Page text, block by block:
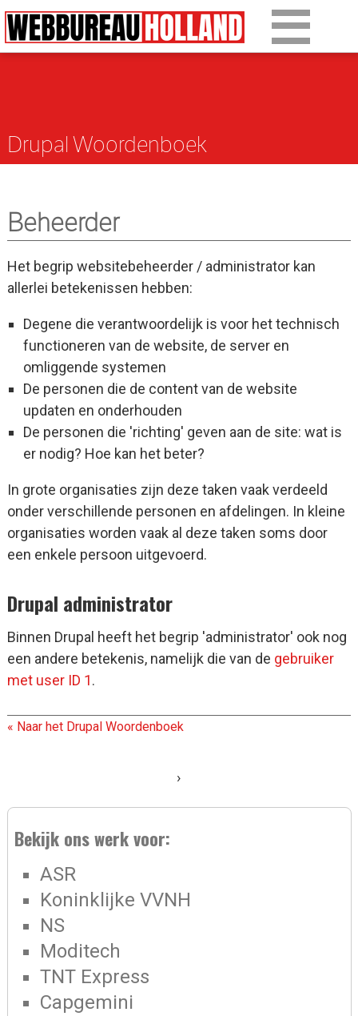
Drupal WoordenboekOver Drupal
Tarieven
Beheerder
Het begrip websitebeheerder / administrator kan
allerlei betekenissen hebben:
Degene die verantwoordelijk is voor het technisch
functioneren van de website, de server en
omliggende systemen
De personen die de content van de website
updaten en onderhouden
De personen die 'richting' geven aan de site: wat is
er nodig? Hoe kan het beter?
In grote organisaties zijn deze taken vaak verdeeld
onder verschillende personen en afdelingen. In kleine
organisaties worden vaak al deze taken soms door
een enkele persoon uitgevoerd.
Drupal administrator
Binnen Drupal heeft het begrip 'administrator' ook nog
een andere betekenis, namelijk die van de gebruiker
met user ID 1.
« Naar het Drupal Woordenboek
›
Bekijk ons werk voor:
ASR
Koninklijke VVNH
NS
Moditech
TNT Express
Capgemini